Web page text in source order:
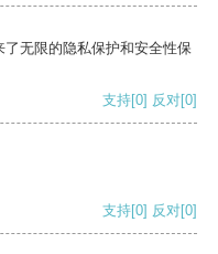
无限的隐私保护和安全性保
支持[0] 反对[0]
支持[0] 反对[0]